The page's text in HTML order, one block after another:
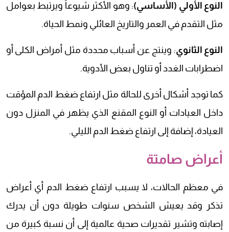
النوع الأولي (الأساسي): وهو الأكثر شيوعاً ويرتبط بعوامل
مثل التقدم في العمر والتاريخ العائلي ونمط الحياة.
النوع الثانوي: وينتج عن أسباب محددة مثل أمراض الكلى أو
اضطرابات الغدد أو تناول بعض الأدوية.
كما توجد أشكال أخرى للحالة مثل ارتفاع ضغط الدم المؤقت
داخل العيادات أو النوع المقنع الذي يظهر في المنزل دون
العيادة، إضافة إلى ارتفاع ضغط الدم الليلي.
أعراض صامتة
في معظم الحالات، لا يسبب ارتفاع ضغط الدم أي أعراض
تذكر وقد يعيش الشخص سنوات طويلة دون أن يدرك
إصابته وتشير تقديرات صحية عالمية إلى أن نسبة كبيرة من